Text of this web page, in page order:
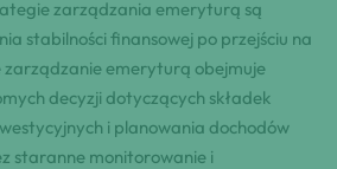
zarządzania emeryturą są
stabilności finansowej po przejściu na
zarządzanie emeryturą obejmuje
decyzji dotyczących składek
i planowania dochodów
staranne monitorowanie i